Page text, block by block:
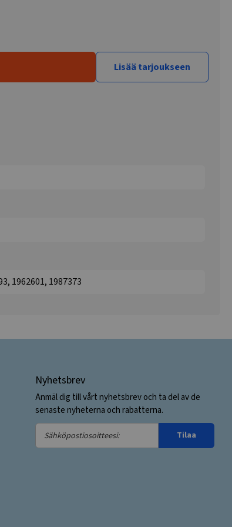
Lisää tarjoukseen
1962601, 1987373
Nyhetsbrev
Anmäl dig till vårt nyhetsbrev och ta del av de
senaste nyheterna och rabatterna.
Sähköpostiosoitteesi:
Tilaa